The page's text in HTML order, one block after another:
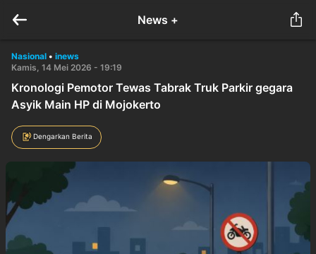
News +
Nasional • inews
Kamis, 14 Mei 2026 - 19:19
Kronologi Pemotor Tewas Tabrak Truk Parkir gegara
Asyik Main HP di Mojokerto
Dengarkan Berita